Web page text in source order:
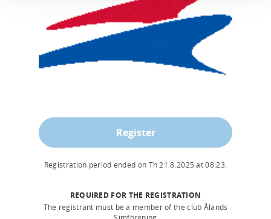
Register
Registration period ended on Th 21.8.2025 at08:23.
REQUIRED FOR THE REGISTRATION
The registrant must be a member of the club Ålands